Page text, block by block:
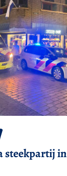
steekpartij in